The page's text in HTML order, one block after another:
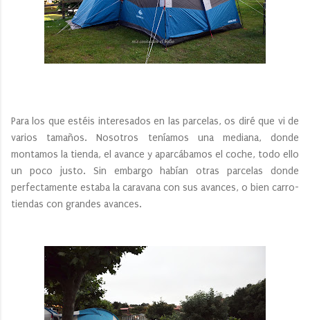
Para los que estéis interesados en las parcelas, os diré que vi de
varios tamaños. Nosotros teníamos una mediana, donde
montamos la tienda, el avance y aparcábamos el coche, todo ello
un poco justo. Sin embargo habían otras parcelas donde
perfectamente estaba la caravana con sus avances, o bien carro-
tiendas con grandes avances.